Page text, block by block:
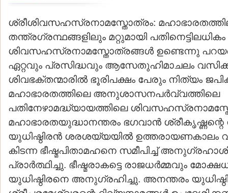
ശ്രീശിവസഹസ്രനാമസ്തോത്രം:
തന്ത്രഗ്രന്ഥങ്ങളിലും മറ്റുമായി പതിനെട്ടിലധികം
ശിവസഹസ്രനാമസ്തോത്രങ്ങള്‍ ഉണ്ടെന്നു
ഏറ്റവും പ്രസിദ്ധവും ആസേതുഹിമാചലം
ശിവഭക്തന്മാരില്‍ ഭൂരിപക്ഷം പേരും നിത്യം
മഹാഭാരതത്തിലെ അനുശാസനപര്‍വ്വത്തിലെ
പതിനേഴാമദ്ധ്യായത്തിലെ
മഹാഭാരതയുദ്ധാനന്തരം ഭഗവാന്‍ ശ്രീകൃഷ്ണന്റെ
യുധിഷ്ഠിരന്‍ ശരശയ്യയില്‍ ഉത്തരായണകാലം
കിടന്ന ഭീഷ്മപിതാമഹനെ സമീപിച്ച്
പ്രാര്‍ത്ഥിച്ചു. ഭീഷ്മരാകട്ടെ രാജധര്‍മ്മവും
യുധിഷ്ഠിരനെ അനുഗ്രഹിച്ചു. അനന്തരം